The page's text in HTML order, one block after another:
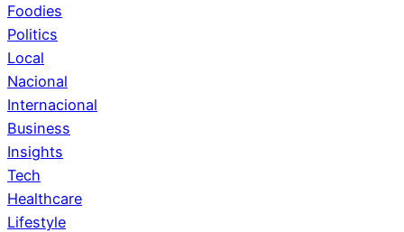
Foodies
Politics
Local
Nacional
Internacional
Business
Insights
Tech
Healthcare
Lifestyle